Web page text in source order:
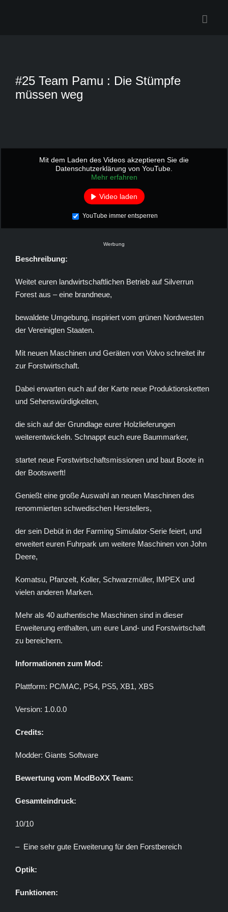
#25 Team Pamu : Die Stümpfe
müssen weg
Mit dem Laden des Videos akzeptieren Sie die
Datenschutzerklärung von YouTube.
Mehr erfahren
Video laden
YouTube immer entsperren
Werbung
Beschreibung:
Weitet euren landwirtschaftlichen Betrieb auf Silverrun
Forest aus – eine brandneue,
bewaldete Umgebung, inspiriert vom grünen Nordwesten
der Vereinigten Staaten.
Mit neuen Maschinen und Geräten von Volvo schreitet ihr
zur Forstwirtschaft.
Dabei erwarten euch auf der Karte neue Produktionsketten
und Sehenswürdigkeiten,
die sich auf der Grundlage eurer Holzlieferungen
weiterentwickeln. Schnappt euch eure Baummarker,
startet neue Forstwirtschaftsmissionen und baut Boote in
der Bootswerft!
Genießt eine große Auswahl an neuen Maschinen des
renommierten schwedischen Herstellers,
der sein Debüt in der Farming Simulator-Serie feiert, und
erweitert euren Fuhrpark um weitere Maschinen von John
Deere,
Komatsu, Pfanzelt, Koller, Schwarzmüller, IMPEX und
vielen anderen Marken.
Mehr als 40 authentische Maschinen sind in dieser
Erweiterung enthalten, um eure Land- und Forstwirtschaft
zu bereichern.
Informationen zum Mod:
Plattform: PC/MAC, PS4, PS5, XB1, XBS
Version: 1.0.0.0
Credits:
Modder: Giants Software
Bewertung vom ModBoXX Team:
Gesamteindruck:
10/10
– Eine sehr gute Erweiterung für den Forstbereich
Optik:
Funktionen: